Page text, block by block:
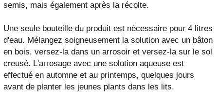
semis, mais également après la récolte.
Une seule bouteille du produit est nécessaire pour 4 litres
d'eau. Mélangez soigneusement la solution avec un bâton
en bois, versez-la dans un arrosoir et versez-la sur le sol
creusé. L'arrosage avec une solution aqueuse est
effectué en automne et au printemps, quelques jours
avant de planter les jeunes plants dans les lits.